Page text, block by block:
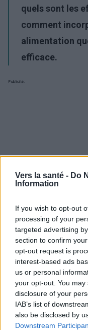
Vers la santé - Do
Information
If you wish to opt-out
processing of your
targeted advertising
section to confirm
opt-out request is
interest-based ads
us or personal
your opt-out. You
disclosure of your
IAB’s list of
also be disclosed by
Downstream
quels sont les
comment
alimentation
efficace.
Publicité:
Utile?
Vous voulez